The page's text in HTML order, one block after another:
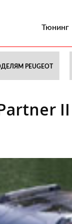
Тюнинг
PEUGEOT
II